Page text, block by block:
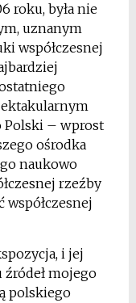
roku, była nie
uznanym
współczesnej
Polski – wprost
ośrodka
naukowo
rzeźby
i jej
źródeł mojego
polskiego